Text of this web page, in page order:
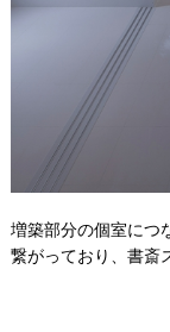
増築部分の個室につ
繋がっており、書斎